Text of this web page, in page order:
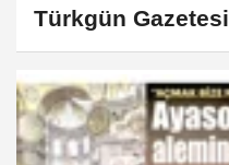
Türkgün Gazetesi